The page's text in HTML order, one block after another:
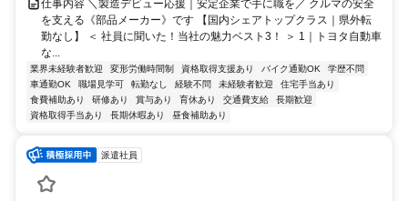
仕事内容 ＼製造デビュー応援｜安定企業で手に職を／ クルマの安全
を支える《部品メーカー》です 【国内シェアトップクラス｜県外転
勤なし】 ＜ 社員に聞いた！当社の魅力ベスト3！ ＞ 1｜トヨタ自動車
な...
業界未経験者歓迎 変形労働時間制 資格取得支援あり バイク通勤OK
学歴不問
車通勤OK
職場見学可 転勤なし 経験不問 未経験者歓迎
住宅手当あり
食費補助あり
研修あり 賞与あり 育休あり 交通費支給
長期歓迎
資格取得手当あり
長期休暇あり 昼食補助あり
派遣社員